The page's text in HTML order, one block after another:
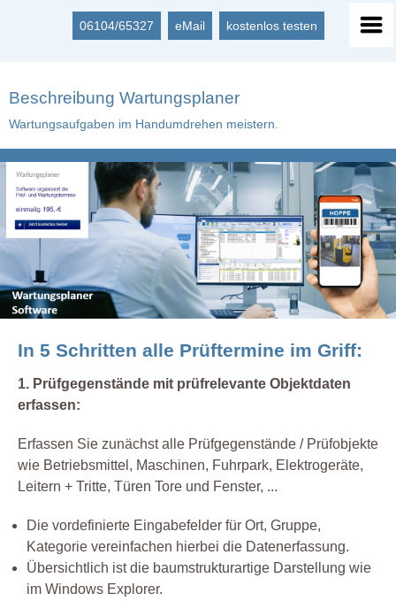
06104/65327 eMail kostenlos testen
Beschreibung Wartungsplaner
Wartungsaufgaben im Handumdrehen meistern.
In 5 Schritten alle Prüftermine im Griff:
1. Prüfgegenstände mit prüfrelevante Objektdaten
erfassen:
Erfassen Sie zunächst alle Prüfgegenstände / Prüfobjekte
wie Betriebsmittel, Maschinen, Fuhrpark, Elektrogeräte,
Leitern + Tritte, Türen Tore und Fenster, ...
Die vordefinierte Eingabefelder für Ort, Gruppe,
Kategorie vereinfachen hierbei die Datenerfassung.
Übersichtlich ist die baumstrukturartige Darstellung wie
im Windows Explorer.